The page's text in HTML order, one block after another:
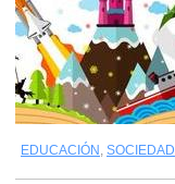
EDUCACIÓN , SOCIEDAD